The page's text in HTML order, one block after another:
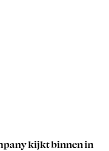
kijkt binnen in